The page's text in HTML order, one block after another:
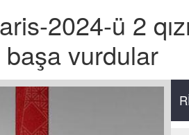
2024-ü 2
vurdular